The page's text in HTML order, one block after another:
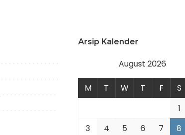
Arsip Kalender
August 2026
M T W T F S
1
3
4 5 6 7 8